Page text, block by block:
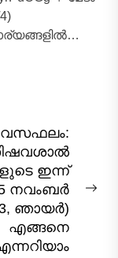
ഇന്ന്‌
നവംബർ
ഞായർ)
എങ്ങനെ